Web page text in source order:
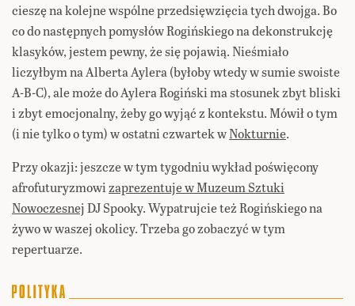
cieszę na kolejne wspólne przedsięwzięcia tych dwojga. Bo
co do następnych pomysłów Rogińskiego na dekonstrukcję
klasyków, jestem pewny, że się pojawią. Nieśmiało
liczyłbym na Alberta Aylera (byłoby wtedy w sumie swoiste
A-B-C), ale może do Aylera Rogiński ma stosunek zbyt bliski
i zbyt emocjonalny, żeby go wyjąć z kontekstu. Mówił o tym
(i nie tylko o tym) w ostatni czwartek wNokturnie.
Przy okazji: jeszcze w tym tygodniu wykład poświęcony
afrofuturyzmowizaprezentuje w Muzeum Sztuki
NowoczesnejDJ Spooky. Wypatrujcie też Rogińskiego na
żywo w waszej okolicy. Trzeba go zobaczyć w tym
repertuarze.